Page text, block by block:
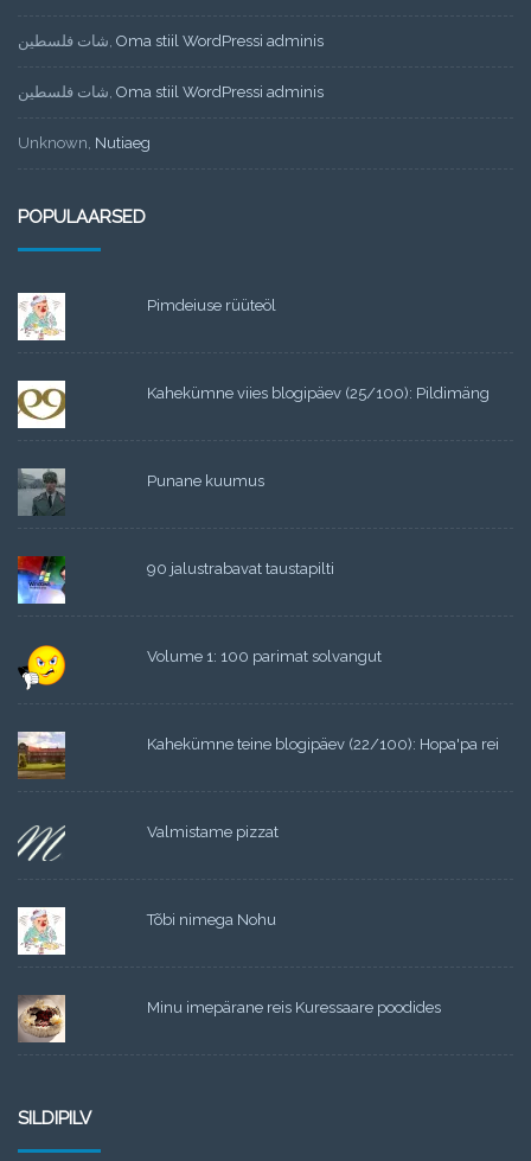
شات فلسطين, Oma stiil WordPressi adminis
شات فلسطين, Oma stiil WordPressi adminis
Unknown, Nutiaeg
POPULAARSED
Pimdeiuse rüüteöl
Kahekümne viies blogipäev (25/100): Pildimäng
Punane kuumus
90 jalustrabavat taustapilti
Volume 1: 100 parimat solvangut
Kahekümne teine blogipäev (22/100): Hopa'pa rei
Valmistame pizzat
Tõbi nimega Nohu
Minu imepärane reis Kuressaare poodides
SILDIPILV